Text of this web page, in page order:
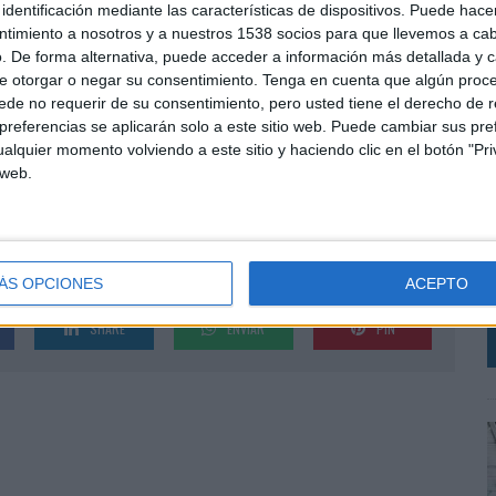
mediante las características de dispositivos. Puede
a nosotros y a nuestros 1538 socios para que llevemos a
De forma alternativa, puede acceder a información más detallada y
otorgar o negar su consentimiento. Tenga en cuenta que algún
no requerir de su consentimiento, pero usted tiene el derecho de
se aplicarán solo a este sitio web. Puede cambiar sus
momento volviendo a este sitio y haciendo clic en el botón
OPCIONES ACEPTO
del mundo publiitario español si ponemos el foco
el punto de vista del medio (en Publiespaña,
de la agencia de medios (MindShare) y desde el
4 años ha sido director de medios y
fue director de captación, clientes y medios de
(Cuatro) y Mediaset (Telecinco).
por diferentes centros, Llopis es habitual
como FUNDESEM, la Fundación Blanquerna o
SHARE ENVIAR PIN